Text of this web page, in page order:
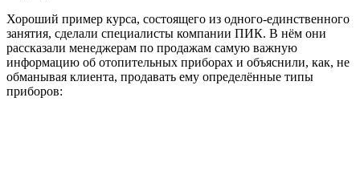
Хороший пример курса, состоящего из одного-единственного
занятия, сделали специалисты компании ПИК. В нём они
рассказали менеджерам по продажам самую важную
информацию об отопительных приборах и объяснили, как, не
обманывая клиента, продавать ему определённые типы
приборов: